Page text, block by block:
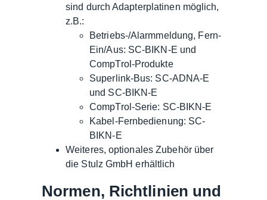
sind durch Adapterplatinen möglich,
z.B.:
Betriebs-/Alarmmeldung, Fern-
Ein/Aus: SC-BIKN-E und
CompTrol-Produkte
Superlink-Bus: SC-ADNA-E
und SC-BIKN-E
CompTrol-Serie: SC-BIKN-E
Kabel-Fernbedienung: SC-
BIKN-E
Weiteres, optionales Zubehör über
die Stulz GmbH erhältlich
Normen, Richtlinien und